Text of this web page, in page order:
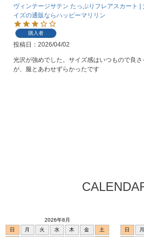
ヴィンテージサテン たっぷりフレアスカート |
イズの通販ならハッピーマリリン
購入者
投稿日 2026/04/02
光沢が強めでした。サイズ感はいつもので良さ
が、服とあわせずらかったです
2026年8月
日
月 火 水 木 金
土
日
月